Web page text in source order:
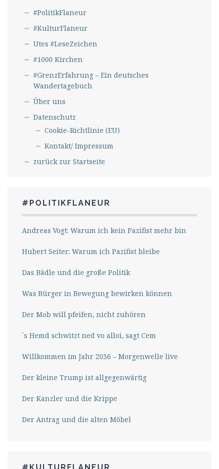
#PolitikFlaneur
#KulturFlaneur
Utes #LeseZeichen
#1000 Kirchen
#GrenzErfahrung – Ein deutsches
Wandertagebuch
Über uns
Datenschutz
Cookie-Richtlinie (EU)
Kontakt/ Impressum
zurück zur Startseite
#POLITIKFLANEUR
Andreas Vogt: Warum ich kein Pazifist mehr bin
Hubert Seiter: Warum ich Pazifist bleibe
Das Bädle und die große Politik
Was Bürger in Bewegung bewirken können
Der Mob will pfeifen, nicht zuhören
´s Hemd schwitzt ned vo alloi, sagt Cem
Willkommen im Jahr 2036 – Morgenwelle live
Der kleine Trump ist allgegenwärtig
Der Kanzler und die Krippe
Der Antrag und die alten Möbel